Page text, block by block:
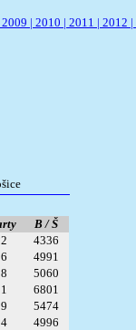
2009 | 2010 | 2011 | 2012 |
B / Š
4336
4991
5060
6801
5474
4996